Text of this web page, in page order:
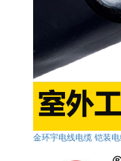
金环宇电线电缆 铠装